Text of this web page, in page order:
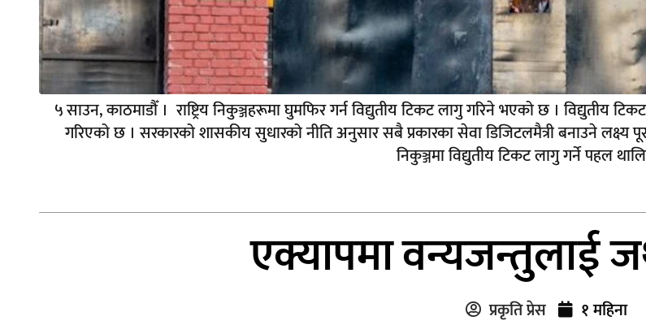
५ साउन, काठमाडौँ । राष्ट्रिय निकुञ्जहरूमा घुमफिर गर्न विद्युतीय टिकट लागु गरिने भएको छ । विद्युतीय
गरिएको छ । सरकारको शासकीय सुधारको नीति अनुसार सबै प्रकारका सेवा डिजिटलमैत्री बनाउने लक्ष्य
निकुञ्जमा विद्युतीय टिकट लागु गर्ने पहल
एक्यापमा वन्यजन्तुलाई
प्रकृति प्रेस १ महिना